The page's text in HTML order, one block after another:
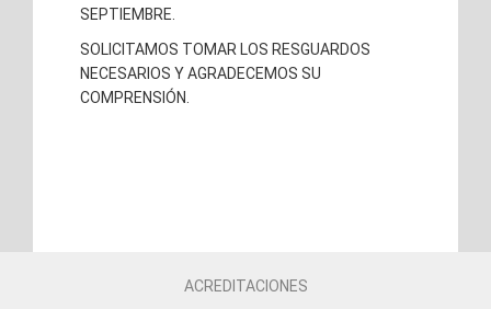
SEPTIEMBRE.
SOLICITAMOS TOMAR LOS RESGUARDOS
NECESARIOS Y AGRADECEMOS SU
COMPRENSIÓN.
ACREDITACIONES